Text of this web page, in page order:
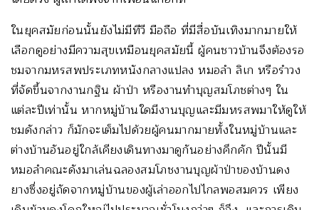
ในยุคสมัยก่อนนั้นยังไม่มีทีวี มือถือ ที่มีสื่อบันเทิงมากมายให้
เลือกดูอย่างมีความสุขเหมือนยุคสมัยนี้ ผู้คนชาวบ้านจึงต้องรอ
ชมจากมหรสพประเภทหนังกลางแปลง หมอลำ ลิเก หรือรำวง
ที่จัดขึ้นจากงานกฐิน ผ้าป่า หรืองานทำบุญสมโภชต่างๆ ใน
แต่ละปีเท่านั้น หากหมู่บ้านใดมีงานบุญและมีมหรสพมาให้ดูให้
ชมดังกล่าว ก็มักจะเต็มไปด้วยผู้คนมากมายทั้งในหมู่บ้านและ
ต่างบ้านอันอยู่ใกล้เคียงเดินทางมาดูกันอย่างคึกคัก ปีนั้นมี
หมอลำคณะดังมาเล่นฉลองสมโภชงานบุญผ้าป่าของบ้านดง
ยางซึ่งอยู่ถัดจากหมู่บ้านของผู้เล่าออกไปไกลพอสมควร เพียง